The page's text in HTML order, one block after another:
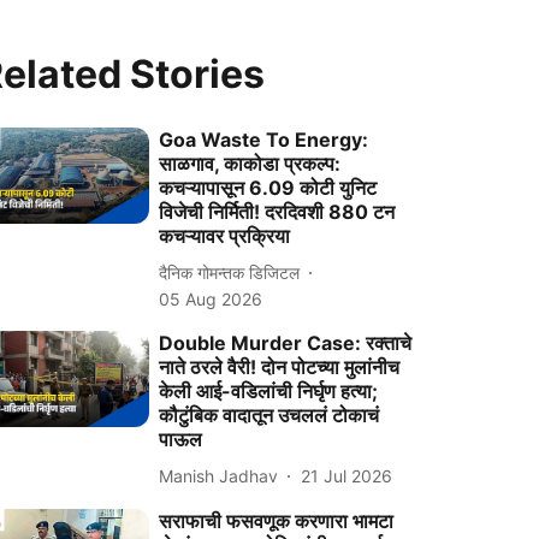
Stories
Goa Waste To Energy:
साळगाव, काकोडा प्रकल्‍प:
कचऱ्यापासून 6.09 कोटी युनिट
विजेची निर्मिती! दरदिवशी 880 टन
कचऱ्यावर प्रक्रिया
दैनिक गोमन्तक डिजिटल
05 Aug 2026
Double Murder Case: रक्ताचे
नाते ठरले वैरी! दोन पोटच्या मुलांनीच
केली आई-वडिलांची निर्घृण हत्या;
कौटुंबिक वादातून उचललं टोकाचं
पाऊल
Manish Jadhav 21 Jul 2026
सराफाची फसवणूक करणारा भामटा